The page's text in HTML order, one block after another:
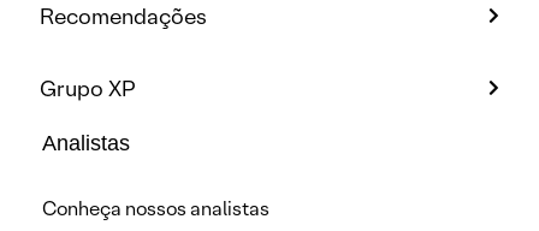
Recomendações
Grupo XP
Analistas
Conheça nossos analistas